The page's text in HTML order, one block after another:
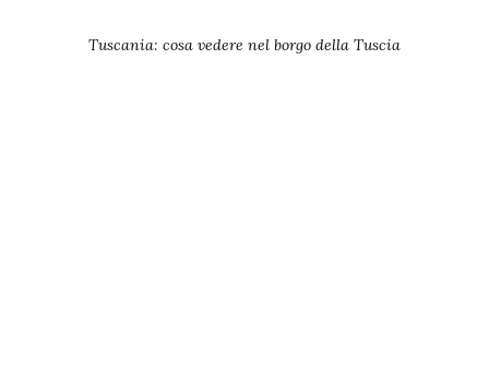
Tuscania: cosa vedere nel borgo della Tuscia